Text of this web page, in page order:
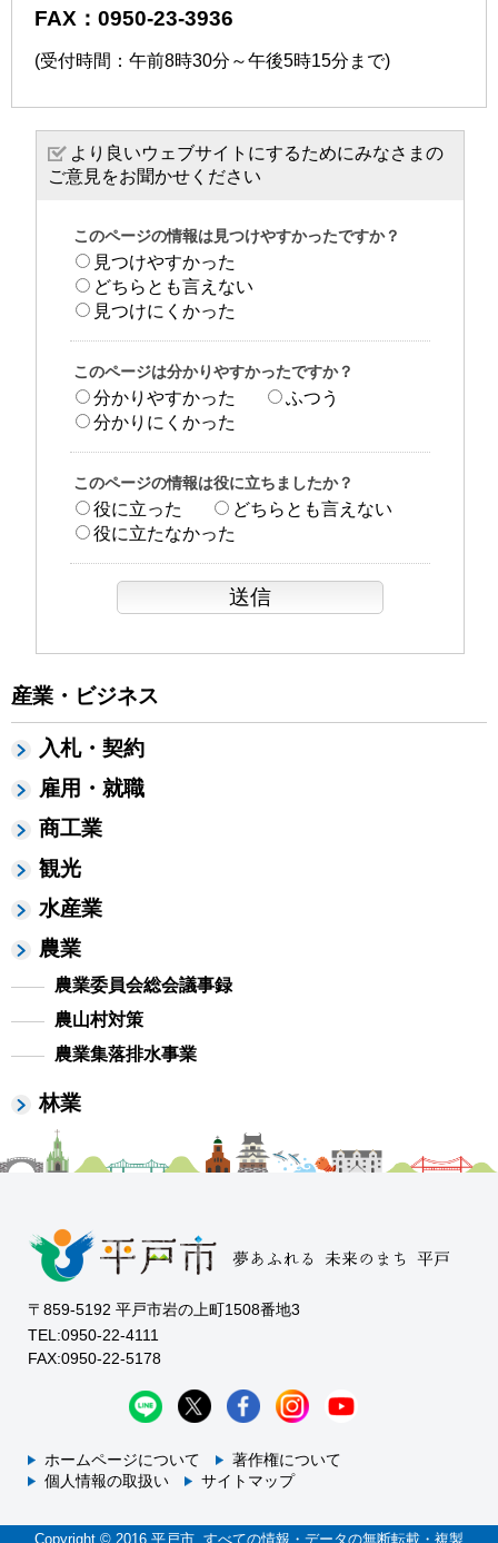
産業・ビジネス
入札・契約
雇用・就職
商工業
観光
水産業
農業
農業委員会総会議事録
農山村対策
農業集落排水事業
林業
FAX：0950-23-3936
(受付時間：午前8時30分～午後5時15分まで)
より良いウェブサイトにするためにみなさまの
ご意見をお聞かせください
このページの情報は見つけやすかったですか？
見つけやすかった
どちらとも言えない
見つけにくかった
このページは分かりやすかったですか？
分かりやすかった
ふつう
分かりにくかった
このページの情報は役に立ちましたか？
役に立った
どちらとも言えない
役に立たなかった
〒859-5192 平戸市岩の上町1508番地3
TEL:0950-22-4111
FAX:0950-22-5178
ホームページについて
著作権について
個人情報の取扱い
サイトマップ
Copyright © 2016 平戸市. すべての情報・データの無断転載・複製